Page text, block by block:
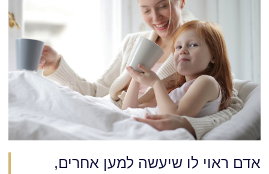
אדם ראוי לו שיעשה למען אחרים,